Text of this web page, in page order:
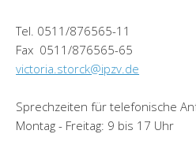
Tel. 0511/876565-11
Fax 0511/876565-65
victoria.storck@ipzv.de
Sprechzeiten für telefonische
Montag - Freitag: 9 bis 17 Uhr